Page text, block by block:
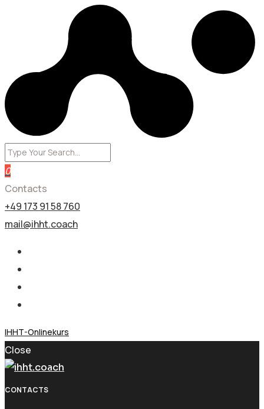
0
Contacts
+49 173 91 58 760
mail@ihht.coach
IHHT-Onlinekurs
Close
CONTACTS